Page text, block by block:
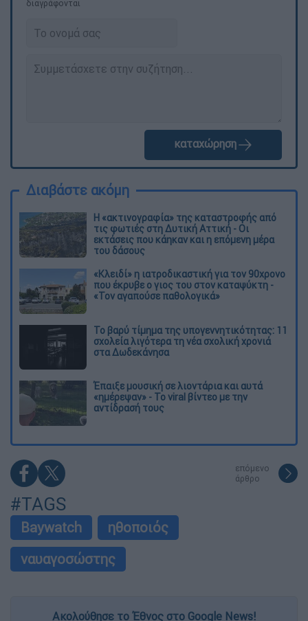
διαγράφονται
καταχώρηση
Διαβάστε ακόμη
Η «ακτινογραφία» της καταστροφής από
τις φωτιές στη Δυτική Αττική - Οι
εκτάσεις που κάηκαν και η επόμενη μέρα
του δάσους
«Κλειδί» η ιατροδικαστική για τον 90χρονο
που έκρυβε ο γιος του στον καταψύκτη -
«Τον αγαπούσε παθολογικά»
Το βαρύ τίμημα της υπογεννητικότητας: 11
σχολεία λιγότερα τη νέα σχολική χρονιά
στα Δωδεκάνησα
Έπαιξε μουσική σε λιοντάρια και αυτά
«ημέρεψαν» - Το viral βίντεο με την
αντίδρασή τους
επόμενο
άρθρο
#TAGS
Baywatch
ηθοποιός
ναυαγοσώστης
Ακολούθησε το Έθνος στο Google News!